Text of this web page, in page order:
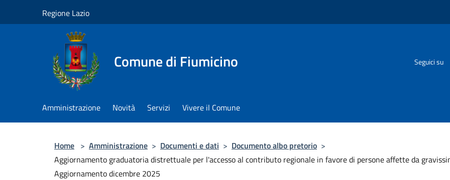
Regione Lazio
Comune di Fiumicino Seguici su
Amministrazione Novità Servizi Vivere il Comune
Home > Amministrazione > Documenti e dati > Documento albo pretorio >
Aggiornamento graduatoria distrettuale per l'accesso al contributo regionale in favore di persone affette da
Aggiornamento dicembre 2025